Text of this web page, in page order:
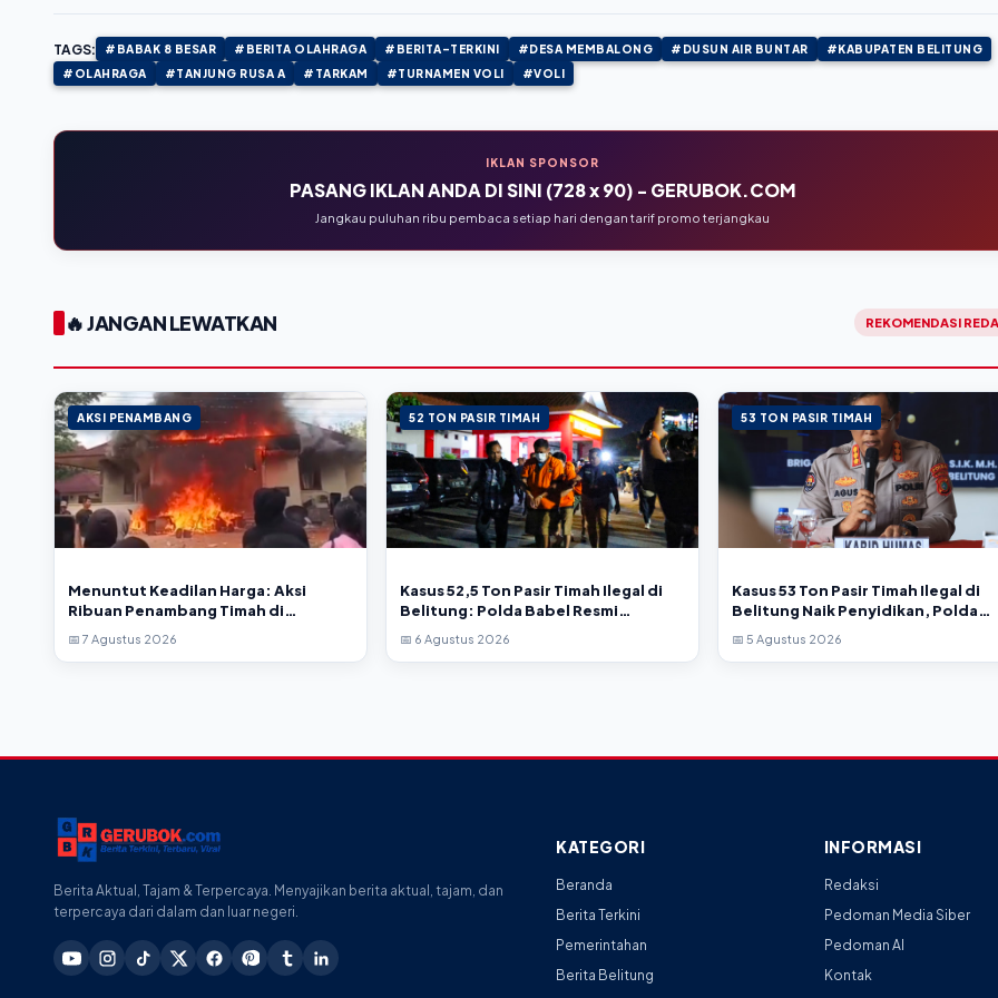
TAGS: #BABAK 8 BESAR #BERITA OLAHRAGA #BERITA-TERKINI #DESA MEMBALONG #DUSUN AIR BUNTAR
#KABUPATEN BELITUNG
#OLAHRAGA
#TANJUNG RUSA A #TARKAM #TURNAMEN VOLI #VOLI
IKLAN SPONSOR
PASANG IKLAN ANDA DI SINI (728 x 90) - GERUBOK.COM
Jangkau puluhan ribu pembaca setiap hari dengan tarif promo terjangkau
🔥 JANGAN LEWATKAN REKOMENDASI
AKSI PENAMBANG
Menuntut Keadilan Harga: Aksi
Ribuan Penambang Timah di
📅 7 Agustus 2026
52 TON PASIR TIMAH
Kasus 52,5 Ton Pasir Timah Ilegal di
Belitung: Polda Babel Resmi
📅 6 Agustus 2026
53 TON PASIR TIMAH
Kasus 53 Ton Pasir Timah Ilegal di
Belitung Naik Penyidikan, Polda
📅 5 Agustus 2026
Berita Aktual, Tajam & Terpercaya. Menyajikan berita aktual, tajam, dan
terpercaya dari dalam dan luar negeri.
KATEGORI
Beranda
Berita Terkini
Pemerintahan
Berita Belitung
INFORMASI
Redaksi
Pedoman Media Siber
Pedoman AI
Kontak